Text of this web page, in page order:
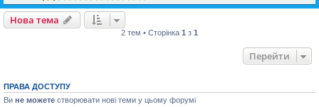
Нова тема
2 тем • Сторінка 1 з 1
Перейти
ПРАВА ДОСТУПУ
Ви не можете створювати нові теми у цьому форумі